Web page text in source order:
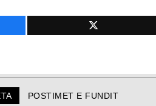
POSTIMET E FUNDIT